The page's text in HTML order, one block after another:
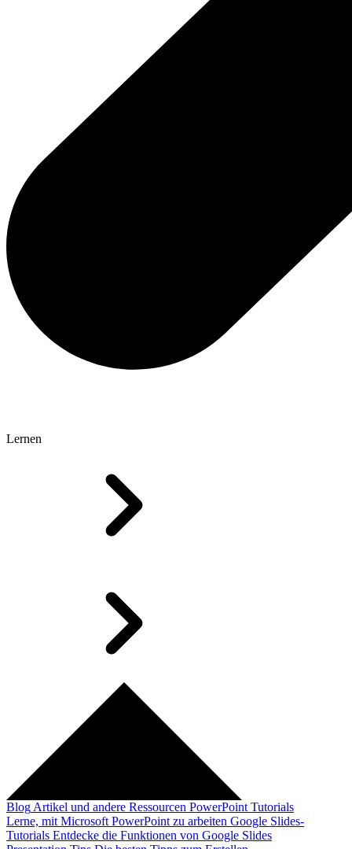
Lernen
Blog Artikel und andere Ressourcen PowerPoint Tutorials
Lerne, mit Microsoft PowerPoint zu arbeiten Google Slides-
Tutorials Entdecke die Funktionen von Google Slides